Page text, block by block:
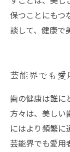
保つことにもつ
談して、健康で
芸能界でも愛
歯の健康は誰に
方々は、美しい
にはより頻繁に
芸能界でも愛用